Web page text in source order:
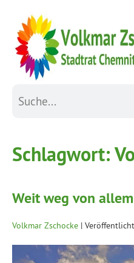
Schlagwort:
Weit weg von
Volkmar Zschocke |